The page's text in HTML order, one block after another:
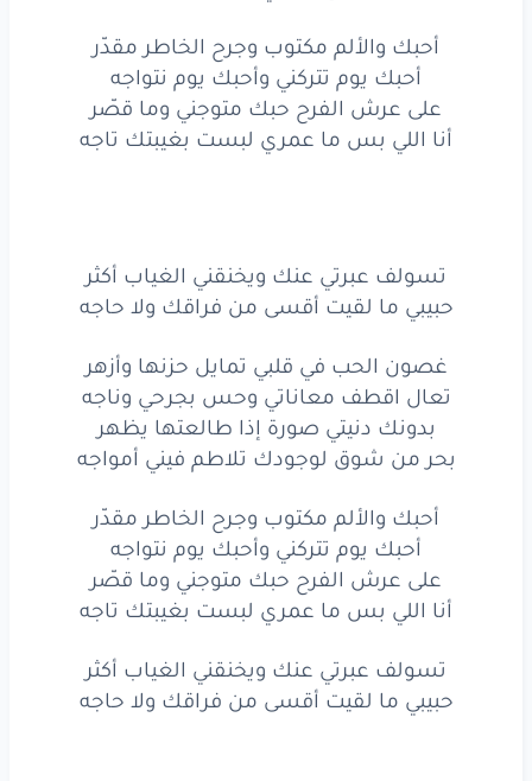
عشان أعيش
محتاجه
أحبكوالألممكتوب
وجرحالخاطرمقدّر
علىعرشالفرححبك
أناالليبسما عمري
لبستبغيبتكتاجه
أحبك
والألم
مكتوب
وجرحالخاطر مقدّر
أحبكيومتتركني
وأحبكيومنتواجه
علىعرش الفرححبك
أحبك والألم مكتوب وجرح الخاطر مقدّر
أحبك يوم تتركني وأحبك يوم نتواجه
على عرش الفرح حبك متوجني وما قصّر
أنا اللي بس ما عمري لبست بغيبتك تاجه
تسولف عبرتي عنك ويخنقني الغياب أكثر
حبيبي ما لقيت أقسى من فراقك ولا حاجه
غصون الحب في قلبي تمايل حزنها وأزهر
تعال اقطف معاناتي وحس بجرحي وناجه
بدونك دنيتي صورة إذا طالعتها يظهر
بحر من شوق لوجودك تلاطم فيني أمواجه
أحبك والألم مكتوب وجرح الخاطر مقدّر
أحبك يوم تتركني وأحبك يوم نتواجه
على عرش الفرح حبك متوجني وما قصّر
أنا اللي بس ما عمري لبست بغيبتك تاجه
تسولف عبرتي عنك ويخنقني الغياب أكثر
حبيبي ما لقيت أقسى من فراقك ولا حاجه